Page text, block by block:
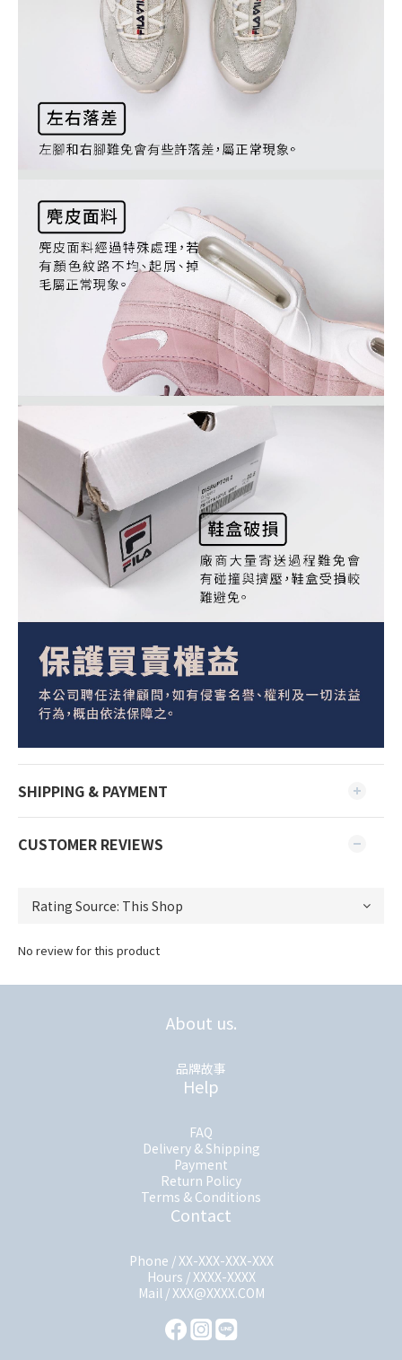
SHIPPING & PAYMENT
CUSTOMER REVIEWS
No review for this product
About us.
品牌故事
Help
FAQ
Delivery & Shipping
Payment
Return Policy
Terms & Conditions
Contact
Phone / XX-XXX-XXX-XXX
Hours / XXXX-XXXX
Mail / XXX@XXXX.COM